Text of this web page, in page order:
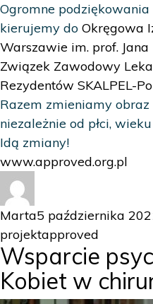
Ogromne
kierujemy do Okręgowa
Warszawie im. prof.
Związek Zawodowy
Rezydentów SKALPEL-
Razem zmieniamy
niezależnie od płci,
Idą zmiany!
www.approved.org.pl
Autor
MartaData
publikacji
5 października
projektTagi
approved
Wsparcie
Kobiet w